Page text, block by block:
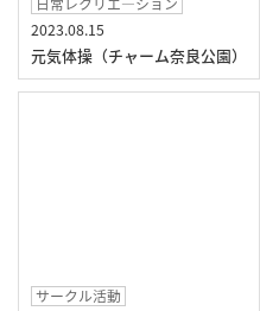
2023.08.15
元気体操（チャーム奈良公園）
サークル活動